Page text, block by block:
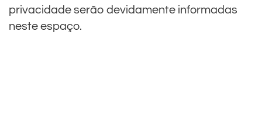
privacidade serão devidamente informadas
neste espaço.